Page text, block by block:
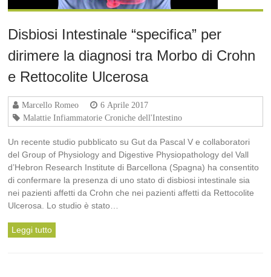
Disbiosi Intestinale “specifica” per
dirimere la diagnosi tra Morbo di Crohn
e Rettocolite Ulcerosa
Marcello Romeo
6 Aprile 2017
Malattie Infiammatorie Croniche dell'Intestino
Un recente studio pubblicato su Gut da Pascal V e collaboratori
del Group of Physiology and Digestive Physiopathology del Vall
d’Hebron Research Institute di Barcellona (Spagna) ha consentito
di confermare la presenza di uno stato di disbiosi intestinale sia
nei pazienti affetti da Crohn che nei pazienti affetti da Rettocolite
Ulcerosa. Lo studio è stato…
Leggi tutto